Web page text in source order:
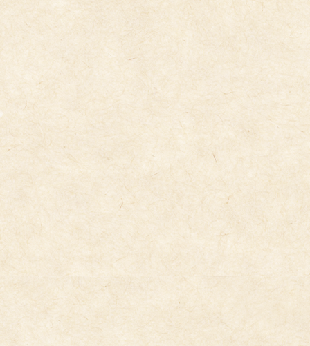
キ
ッ
プ
に
移
動
トピックス
2025年3月6日
フレンズ体育指導４歳児りすぺんぎん